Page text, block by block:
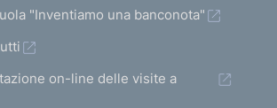
"Inventiamo una banconota"
on-line delle visite a